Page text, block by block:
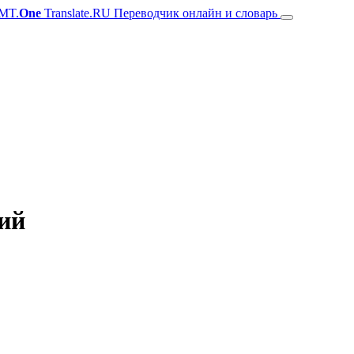
One Translate.RU Переводчик онлайн и словарь